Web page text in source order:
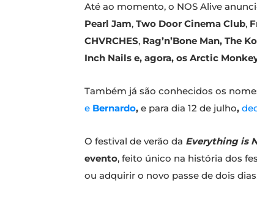
Até ao momento, o NOS Alive
Pearl Jam, Two Door Cinema Club,
CHVRCHES, Rag’n’Bone Man, The
Inch Nails e, agora, os Arctic
Também já são conhecidos os
e Bernardo, e para dia 12 de julho,
O festival de verão da Everything is
evento, feito único na história dos
ou adquirir o novo passe de dois